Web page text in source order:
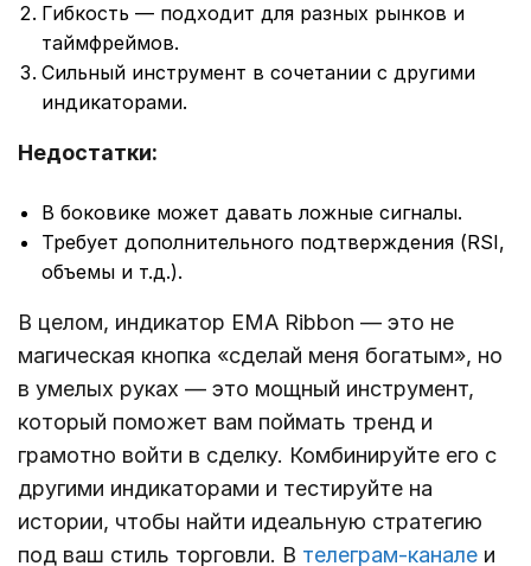
Гибкость — подходит для разных рынков и
таймфреймов.
Сильный инструмент в сочетании с другими
индикаторами.
Недостатки:
В боковике может давать ложные сигналы.
Требует дополнительного подтверждения (RSI,
объемы и т.д.).
В целом, индикатор EMA Ribbon — это не
магическая кнопка «сделай меня богатым», но
в умелых руках — это мощный инструмент,
который поможет вам поймать тренд и
грамотно войти в сделку. Комбинируйте его с
другими индикаторами и тестируйте на
истории, чтобы найти идеальную стратегию
под ваш стиль торговли. В телеграм-канале и